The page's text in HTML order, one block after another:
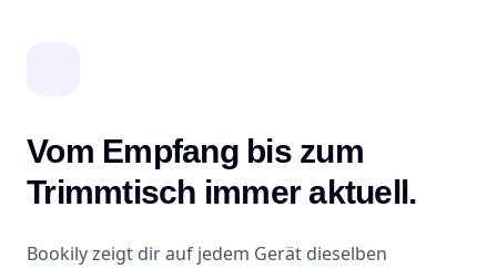
Vom Empfang bis zum
Trimmtisch immer aktuell.
Bookily zeigt dir auf jedem Gerät dieselben